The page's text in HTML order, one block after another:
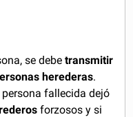
se debetransmitir
herederas.
fallecida dejó
forzosos y si